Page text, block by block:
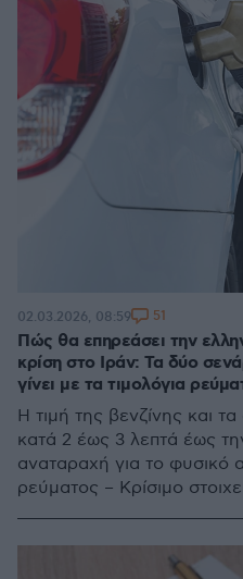
Πώς θα επηρεάσει την
κρίση στο Ιράν: Τα δύο
γίνει με τα τιμολόγια
H τιμή της βενζίνης και
κατά 2 έως 3 λεπτά έως
αναταραχή για το φυσικό
ρεύματος – Κρίσιμο
02.03.2026, 08:59 51